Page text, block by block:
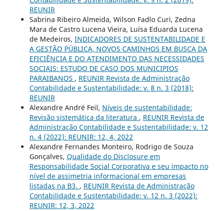
REUNIR
Sabrina Ribeiro Almeida, Wilson Fadlo Curi, Zedna
Mara de Castro Lucena Vieira, Luísa Eduarda Lucena
de Medeiros, INDICADORES DE SUSTENTABILIDADE E
A GESTÃO PÚBLICA, NOVOS CAMINHOS EM BUSCA DA
EFICIÊNCIA E DO ATENDIMENTO DAS NECESSIDADES
SOCIAIS: ESTUDO DE CASO DOS MUNICIPIOS
PARAIBANOS , REUNIR Revista de Administração
Contabilidade e Sustentabilidade: v. 8 n. 3 (2018):
REUNIR
Alexandre André Feil, Níveis de sustentabilidade:
Revisão sistemática da literatura , REUNIR Revista de
Administração Contabilidade e Sustentabilidade: v. 12
n. 4 (2022): REUNIR: 12, 4, 2022
Alexandre Fernandes Monteiro, Rodrigo de Souza
Gonçalves, Qualidade do Disclosure em
Responsabilidade Social Corporativa e seu impacto no
nível de assimetria informacional em empresas
listadas na B3. , REUNIR Revista de Administração
Contabilidade e Sustentabilidade: v. 12 n. 3 (2022):
REUNIR: 12, 3, 2022